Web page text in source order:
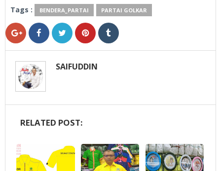
Tags : BENDERA_PARTAI PARTAI GOLKAR
SAIFUDDIN
RELATED POST: